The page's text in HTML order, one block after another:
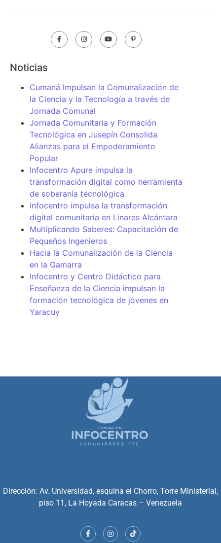
Noticias
Cumaná Impulsan la Comunalización de
la Ciencia y la Tecnología a través de
Jornada Comunal
Jornada Comunitaria y Formación
Tecnológica en Jusepín Consolida
Alianzas para el Empoderamiento
Popular
Infocentro Apure impulsa la
transformación digital como herramienta
de soberanía tecnológica
Infocentro impulsa la transformación
digital comunitaria en Linares Alcántara
Multiplicando Saberes: Capacitación de
Pequeños Ingenieros
Hacia la Comunalización de la Ciencia
en la Gamarra
Infocentro y Centro Didáctico para
Enseñanza de la Ciencia impulsan la
formación tecnológica de jóvenes en
Yaracuy
Dirección: Av. Universidad, esquina el Chorro, Torre Ministerial,
piso 11, La Hoyada Caracas – Venezuela